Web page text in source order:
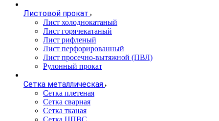
Листовой прокат
Лист холоднокатаный
Лист горячекатаный
Лист рифленый
Лист перфорированный
Лист просечно-вытяжной (ПВЛ)
Рулонный прокат
Сетка металлическая
Сетка плетеная
Сетка сварная
Сетка тканая
Сетка ЦПВС